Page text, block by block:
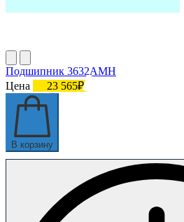
Подшипник 3632АМН
Цена
23 565₽
В корзину